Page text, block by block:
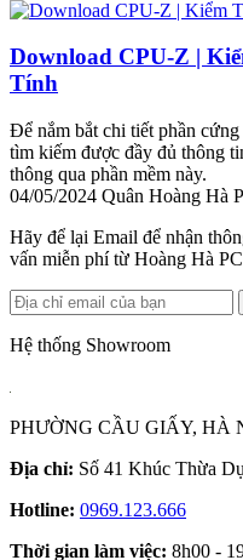
Download CPU-Z |
Tính
Để nắm bắt chi tiết phần
tìm kiếm được đầy đủ thông
thông qua phần mềm này.
04/05/2024 Quân Hoàng Hà
Hãy để lại Email để nhận
vấn miễn phí từ Hoàng Hà
Hệ thống Showroom
PHƯỜNG CẦU GIẤY, HÀ
Địa chỉ: Số 41 Khúc Thừa
Hotline: 0969.123.666
Thời gian làm việc: 8h00 -